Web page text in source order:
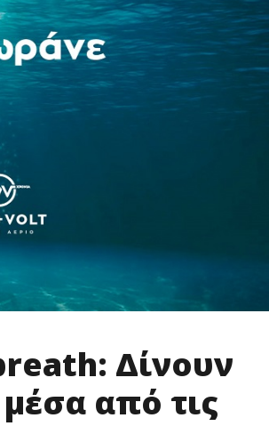
Δίνουν
από τις